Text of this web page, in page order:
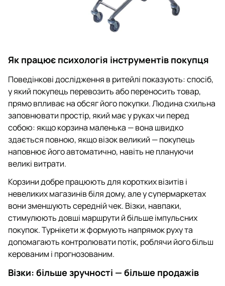
Як працює психологія інструментів покупця
Поведінкові дослідження в ритейлі показують: спосіб,
у який покупець перевозить або переносить товар,
прямо впливає на обсяг його покупки. Людина схильна
заповнювати простір, який має у руках чи перед
собою: якщо корзина маленька — вона швидко
здається повною, якщо візок великий — покупець
наповнює його автоматично, навіть не плануючи
великі витрати.
Корзини добре працюють для коротких візитів і
невеликих магазинів біля дому, але у супермаркетах
вони зменшують середній чек. Візки, навпаки,
стимулюють довші маршрути й більше імпульсних
покупок. Турнікети ж формують напрямок руху та
допомагають контролювати потік, роблячи його більш
керованим і прогнозованим.
Візки: більше зручності — більше продажів